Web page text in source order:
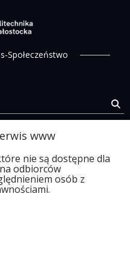
Politechnika
Społeczeństwo
www
nie są dostępne dla
odbiorców
osób z